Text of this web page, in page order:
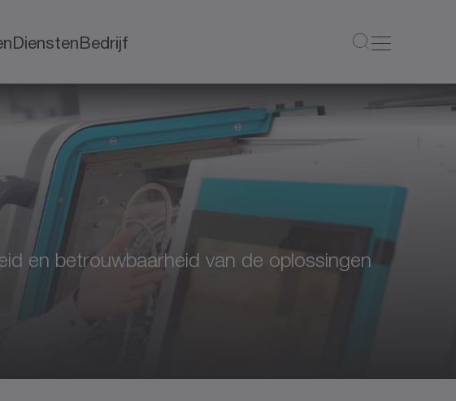
DienstenBedrijf
en betrouwbaarheid van de oplossingen